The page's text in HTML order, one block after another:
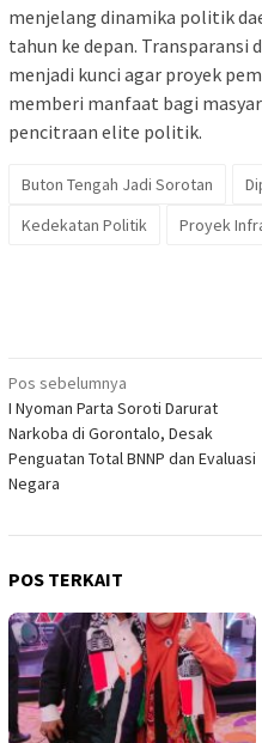
menjelang dinamika politik
tahun ke depan. Transparansi
menjadi kunci agar proyek
memberi manfaat bagi
pencitraan elite politik.
Buton Tengah Jadi Sorotan
Kedekatan Politik
Proyek
Navigasi
pos
Pos sebelumnya
I Nyoman Parta Soroti Darurat
Narkoba di Gorontalo, Desak
Penguatan Total BNNP dan Evaluasi
Negara
POS TERKAIT